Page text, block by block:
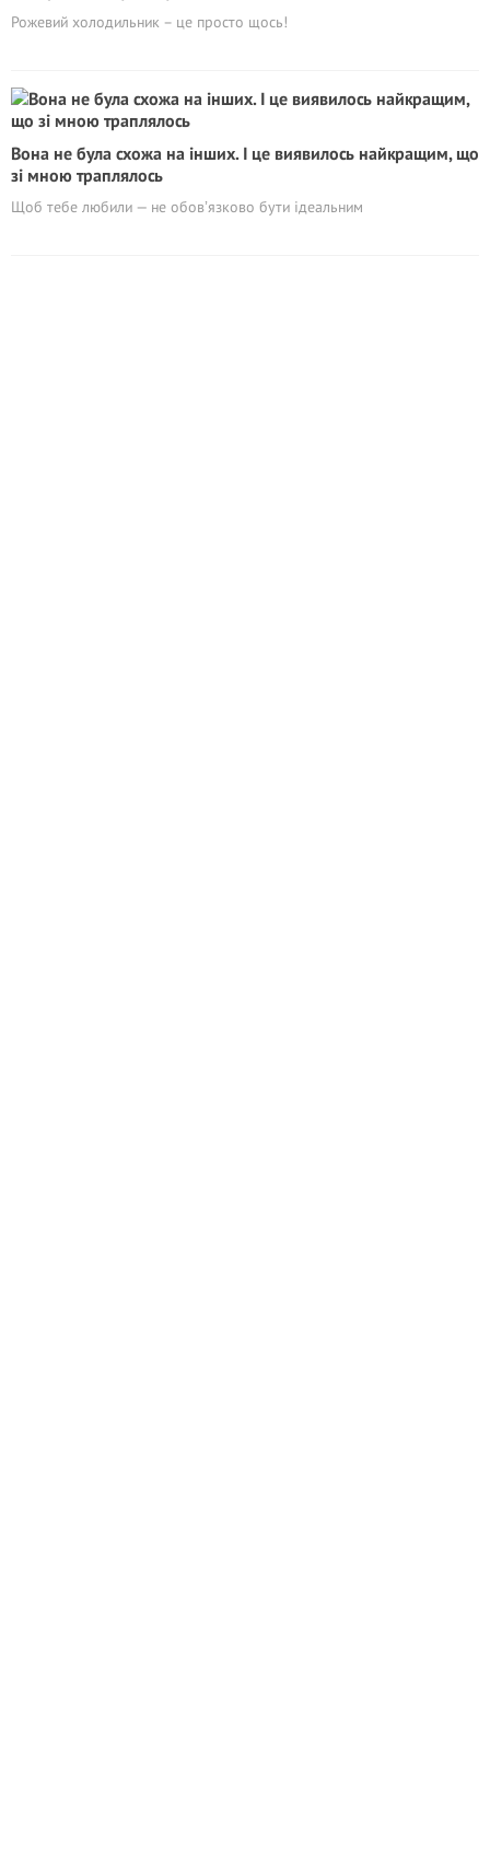
Рожевий холодильник – це просто щось!
Вона не була схожа на інших. І це виявилось найкращим, що
зі мною траплялось
Щоб тебе любили — не обовʼязково бути ідеальним